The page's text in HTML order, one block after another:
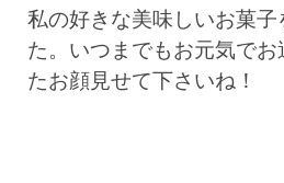
私の好きな美味しいお菓子
た。いつまでもお元気でお
たお顔見せて下さいね！